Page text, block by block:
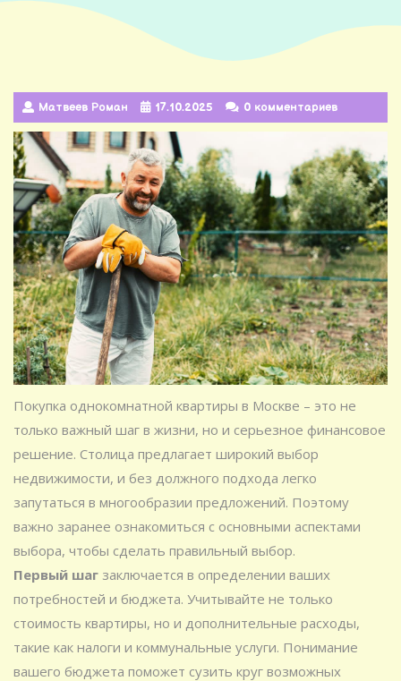
Матвеев Роман 17.10.2025 0 комментариев
Покупка однокомнатной квартиры в Москве – это не
только важный шаг в жизни, но и серьезное финансовое
решение. Столица предлагает широкий выбор
недвижимости, и без должного подхода легко
запутаться в многообразии предложений. Поэтому
важно заранее ознакомиться с основными аспектами
выбора, чтобы сделать правильный выбор.
Первый шаг заключается в определении ваших
потребностей и бюджета. Учитывайте не только
стоимость квартиры, но и дополнительные расходы,
такие как налоги и коммунальные услуги. Понимание
вашего бюджета поможет сузить круг возможных